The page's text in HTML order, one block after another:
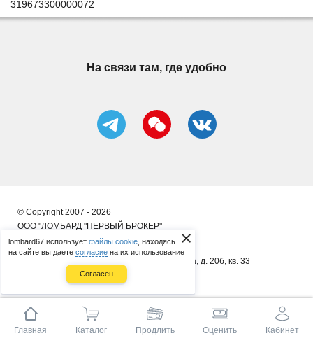
319673300000072
lombard67 использует файлы cookie , находясь
на сайте вы даете согласие на их использование
Согласен
На связи там, где удобно
© Copyright 2007 - 2026
ООО "ЛОМБАРД "ПЕРВЫЙ БРОКЕР"
ИП Сергеенков А. В.
почт. адрес: 214014, г. Смоленск, ул. 8 Марта, д. 20б, кв. 33
ОГРНИП 314673323400086
Главная Каталог Продлить Оценить Кабинет